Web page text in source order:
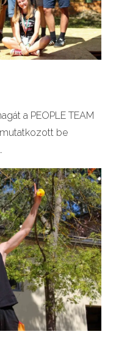
a PEOPLE TEAM
be